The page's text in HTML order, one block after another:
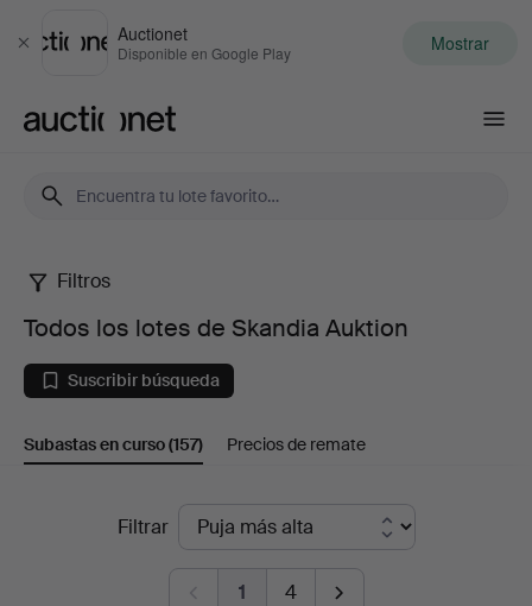
Cerrar
Auctionet
Disponible en Google Play Mostrar
Todos
los
lotes
de
Skandia
Filtros
Todos los lotes de Skandia Auktion
Suscribir búsqueda
Subastas en curso(157) Precios de remate
SubastasFiltrar
1 4